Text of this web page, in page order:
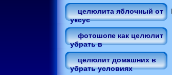
целюлита яблочный от
уксус
фотошопе как целюлит
убрать в
целюлит домашних в
убрать условиях